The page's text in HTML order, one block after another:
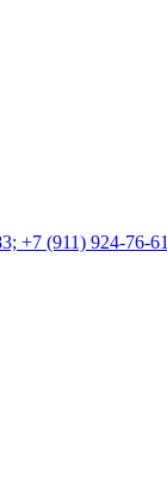
+7 (911) 924-76-61